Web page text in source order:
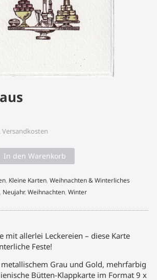
Versandkosten
In den Warenkorb
, Kleine Karten, Weihnachten & Winterliches
, Neujahr, Weihnachten, Winter
mit allerlei Leckereien – diese Karte
Feste!
Grau und Gold, mehrfarbig
Bütten-Klappkarte im Format 9 x